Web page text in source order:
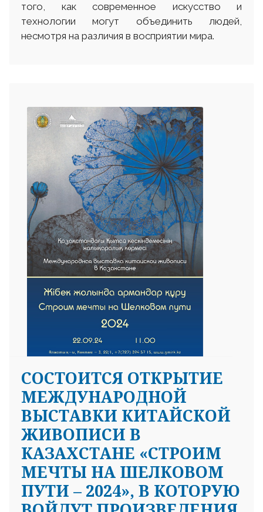
того, как современное искусство и
технологии могут объединить людей,
несмотря на различия в восприятии мира.
CОСТОИТСЯ ОТКРЫТИЕ
МЕЖДУНАРОДНОЙ
ВЫСТАВКИ КИТАЙСКОЙ
ЖИВОПИСИ В
КАЗАХСТАНЕ «СТРОИМ
МЕЧТЫ НА ШЕЛКОВОМ
ПУТИ – 2024», В КОТОРУЮ